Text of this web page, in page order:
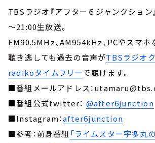
TBSラジオ『アフター６ジャンクション
～21:00生放送。
FM90.5MHz、AM954kHz、PCやスマホ
聴き逃しても過去の音声がTBSラジオ
radikoタイムフリーで聴けます。
■番組メールアドレス：
■番組公式twitter： @after6junction
■Instagram：after6junction
■参考：前身番組 「ライムスター宇多丸